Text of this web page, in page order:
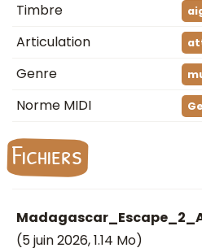
Timbre
Articulation
Genre
Norme MIDI
Fichiers
(5 juin 2026, 1.14 Mo)